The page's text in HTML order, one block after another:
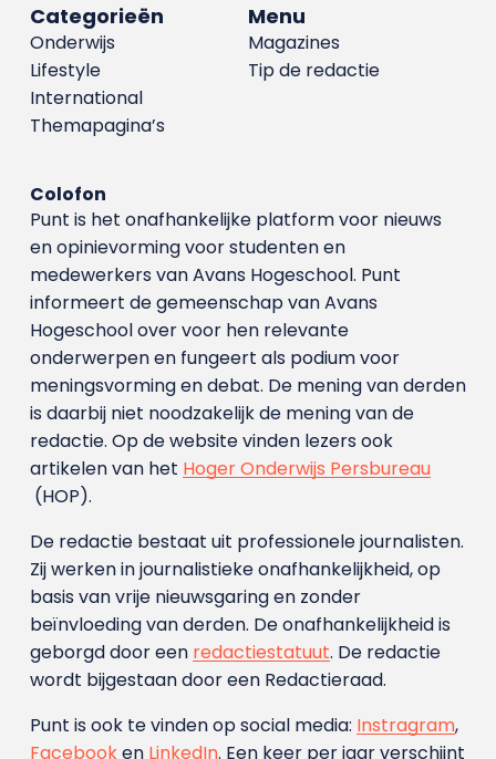
Menu
Magazines
Tip de redactie
Categorieën
Onderwijs
Lifestyle
International
Themapagina’s
Colofon
Punt is het onafhankelijke platform voor nieuws
en opinievorming voor studenten en
medewerkers van Avans Hoge­school. Punt
informeert de gemeenschap van Avans
Hogeschool over voor hen relevante
onderwerpen en fungeert als podium voor
meningsvorming en debat. De mening van derden
is daarbij niet noodzakelijk de mening van de
redactie. Op de website vinden lezers ook
artikelen van het Hoger Onderwijs Persbureau
(HOP).
De redactie bestaat uit professionele journalisten.
Zij werken in journalistieke onafhankelijkheid, op
basis van vrije nieuwsgaring en zonder
beïnvloeding van derden. De onafhankelijkheid is
geborgd door een redactiestatuut. De redactie
wordt bijgestaan door een Redactieraad.
Punt is ook te vinden op social media: Instragram,
Facebooken LinkedIn. Een keer per jaar verschijnt